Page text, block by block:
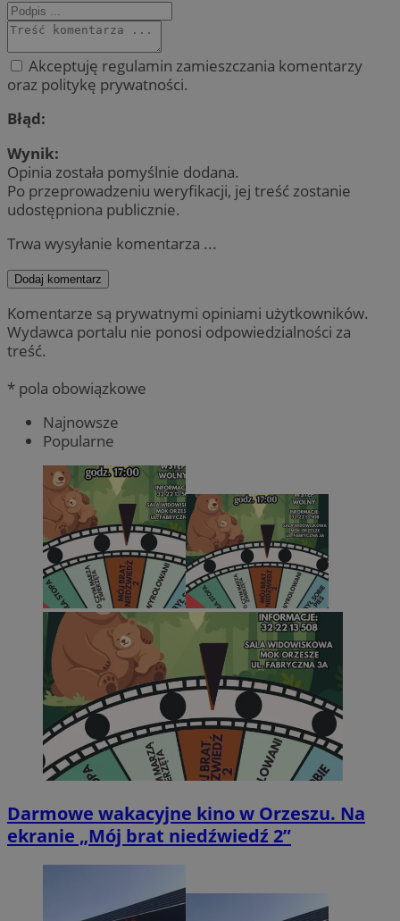
Akceptuję regulamin zamieszczania komentarzy
oraz politykę prywatności.
Błąd:
Wynik:
Opinia została pomyślnie dodana.
Po przeprowadzeniu weryfikacji, jej treść zostanie
udostępniona publicznie.
Trwa wysyłanie komentarza ...
Dodaj komentarz
Komentarze są prywatnymi opiniami użytkowników.
Wydawca portalu nie ponosi odpowiedzialności za
treść.
* pola obowiązkowe
Najnowsze
Popularne
Darmowe wakacyjne kino w Orzeszu. Na
ekranie „Mój brat niedźwiedź 2”